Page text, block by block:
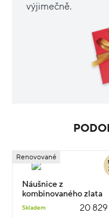
výjimečně.
Renovované
Náušnice z
kombinovaného zlata
kruhy se zirkony 3.3cm
6.45g
Skladem 20 829